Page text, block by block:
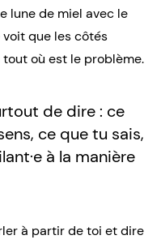
lune de miel avec le
voit que les côtés
où est le problème.
de dire : ce
ce que tu sais,
à la manière
à partir de toi et dire